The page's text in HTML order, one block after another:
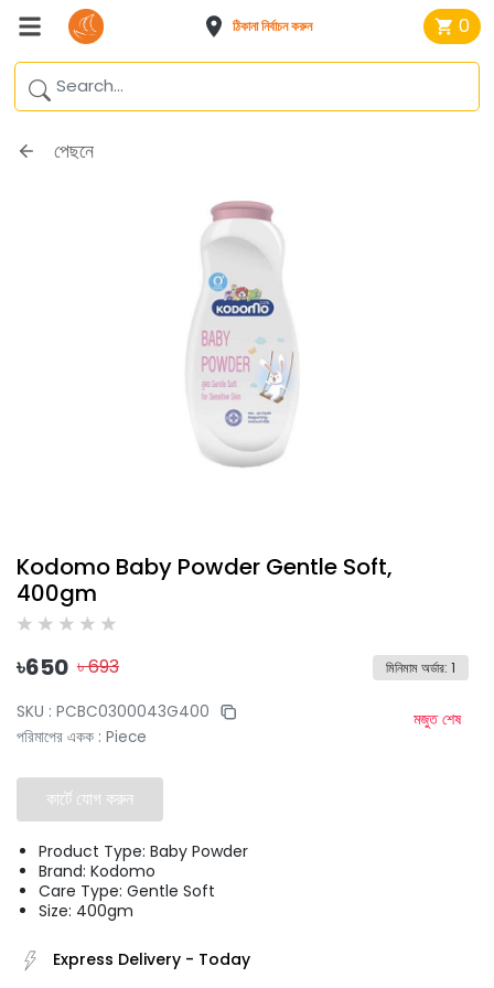
ঠিকানা নির্বাচন করুন 0
পেছনে
Kodomo Baby Powder Gentle Soft,
400gm
৳650 ৳693 মিনিমাম অর্ডার: 1
SKU : PCBC0300043G400
পরিমাপের একক : Piece
মজুত শেষ
কার্টে যোগ করুন
Product Type: Baby Powder
Brand: Kodomo
Care Type: Gentle Soft
Size: 400gm
Express Delivery - Today